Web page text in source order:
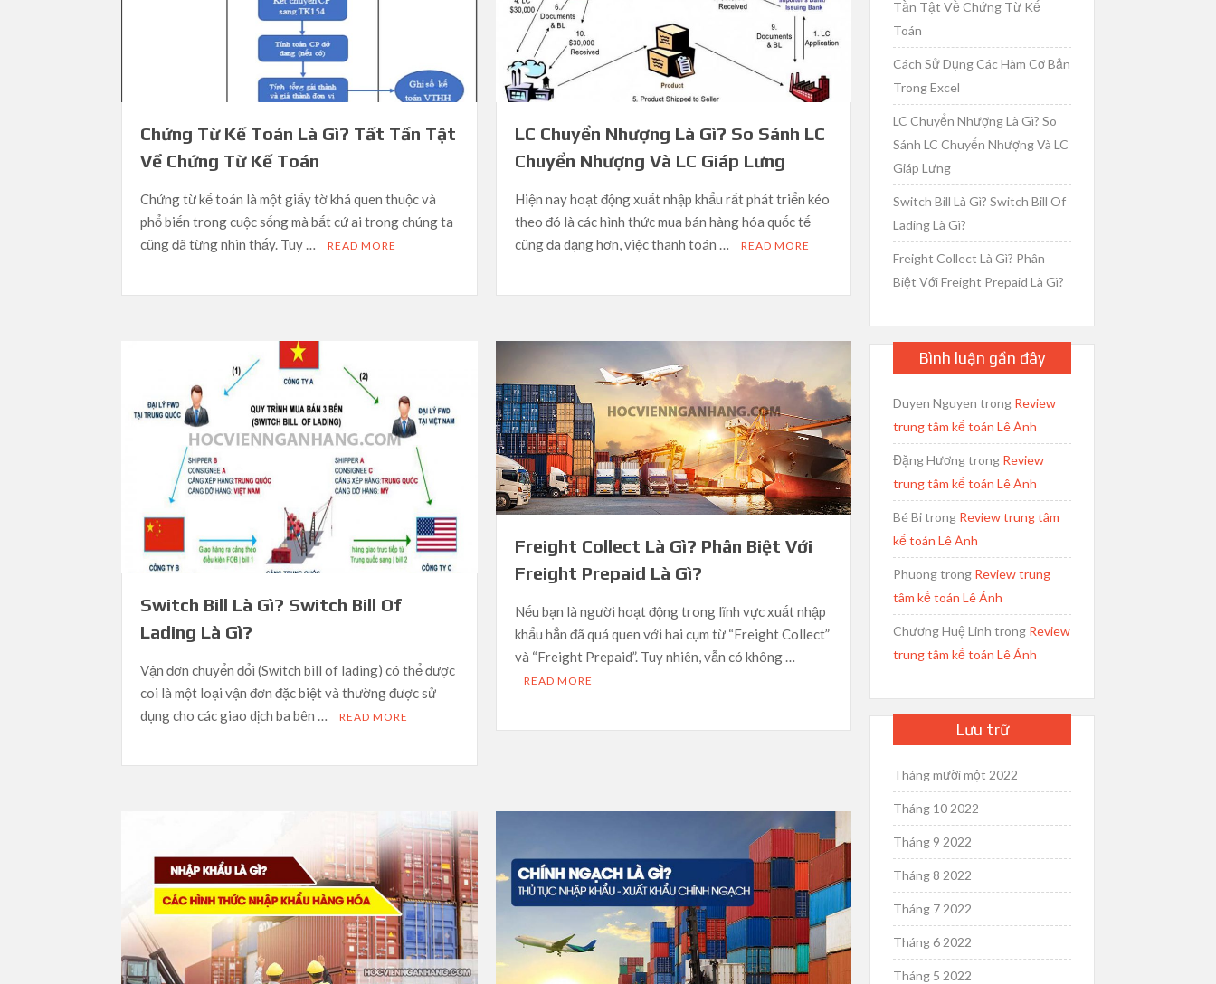
Chứng Từ Kế Toán Là Gì? Tất Tần Tật
Về Chứng Từ Kế Toán
Chứng từ kế toán là một giấy tờ khá quen thuộc và
phổ biến trong cuộc sống mà bất cứ ai trong chúng ta
cũng đã từng nhìn thấy. Tuy …
READ MORE
LC Chuyển Nhượng Là Gì? So Sánh LC
Chuyển Nhượng Và LC Giáp Lưng
Hiện nay hoạt động xuất nhập khẩu rất phát triển kéo
theo đó là các hình thức mua bán hàng hóa quốc tế
cũng đa dạng hơn, việc thanh toán …
READ MORE
Switch Bill Là Gì? Switch Bill Of
Lading Là Gì?
Vận đơn chuyển đổi (Switch bill of lading) có thể được
coi là một loại vận đơn đặc biệt và thường được sử
dụng cho các giao dịch ba bên …
READ MORE
Freight Collect Là Gì? Phân Biệt Với
Freight Prepaid Là Gì?
Nếu bạn là người hoạt động trong lĩnh vực xuất nhập
khẩu hẳn đã quá quen với hai cụm từ “Freight Collect”
và “Freight Prepaid”. Tuy nhiên, vẫn có không …
READ MORE
Tần Tật Về Chứng Từ Kế
Toán
Cách Sử Dụng Các Hàm Cơ Bản
Trong Excel
LC Chuyển Nhượng Là Gì? So
Sánh LC Chuyển Nhượng Và LC
Giáp Lưng
Switch Bill Là Gì? Switch Bill Of
Lading Là Gì?
Freight Collect Là Gì? Phân
Biệt Với Freight Prepaid Là Gì?
Bình luận gần đây
Duyen Nguyen trong Review
trung tâm kế toán Lê Ánh
Đặng Hươngtrong Review
trung tâm kế toán Lê Ánh
Bé Bitrong Review trung tâm
kế toán Lê Ánh
Phuongtrong Review trung
tâm kế toán Lê Ánh
Chương Huệ Linh trong Review
trung tâm kế toán Lê Ánh
Lưu trữ
Tháng mười một 2022
Tháng 10 2022
Tháng 9 2022
Tháng 8 2022
Tháng 7 2022
Tháng 6 2022
Tháng 5 2022